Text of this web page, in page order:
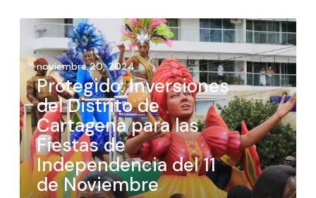
noviembre 20, 2024
Protegido: Inversiones
del Distrito de
Cartagena para las
Fiestas de
Independencia del 11
de Noviembre